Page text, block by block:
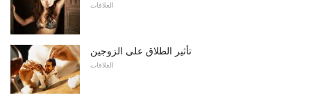
العلاقات
تأثير الطلاق على الزوجين
العلاقات